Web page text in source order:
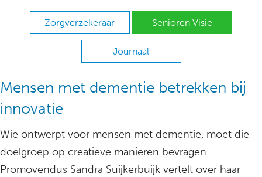
Zorgverzekeraar Senioren Visie
Journaal
Mensen met dementie betrekken bij
innovatie
Wie ontwerpt voor mensen met dementie, moet die
doelgroep op creatieve manieren bevragen.
Promovendus Sandra Suijkerbuijk vertelt over haar